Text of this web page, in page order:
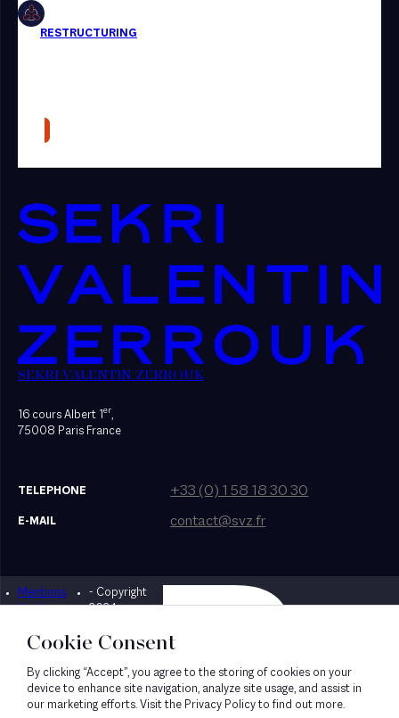
Presse
SEKRI VALENTIN ZERROUK
16 cours Albert 1er,
75008 Paris France
TELEPHONE +33 (0) 1 58 18 30 30
E-MAIL contact@svz.fr
Mentions
légales
- Copyright
2024
Designed by Bonhomme
Cookie Consent
By clicking “Accept”, you agree to the storing of cookies on your
device to enhance site navigation, analyze site usage, and assist in
our marketing efforts. Visit the Privacy Policy to find out more.